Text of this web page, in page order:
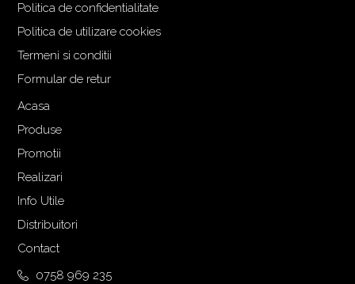
Politica de confidentialitate
Politica de utilizare cookies
Termeni si conditii
Formular de retur
Acasa
Produse
Promotii
Realizari
Info Utile
Distribuitori
Contact
0758 969 235